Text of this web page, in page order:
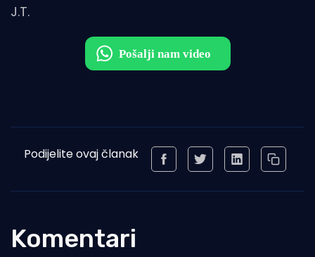
J.T.
Podijelite ovaj članak
Komentari